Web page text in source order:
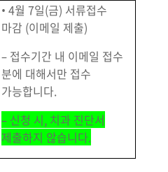
• 4월 7일(금) 서류접수
마감 (이메일 제출)
– 접수기간 내 이메일 접수
분에 대해서만 접수
가능합니다.
– 신청 시, 치과 진단서
제출하지 않습니다.